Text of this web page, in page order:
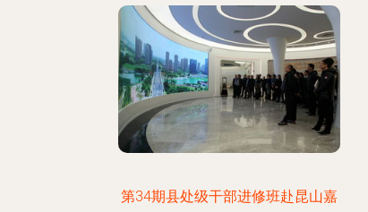
第34期县处级干部进修班赴昆山嘉